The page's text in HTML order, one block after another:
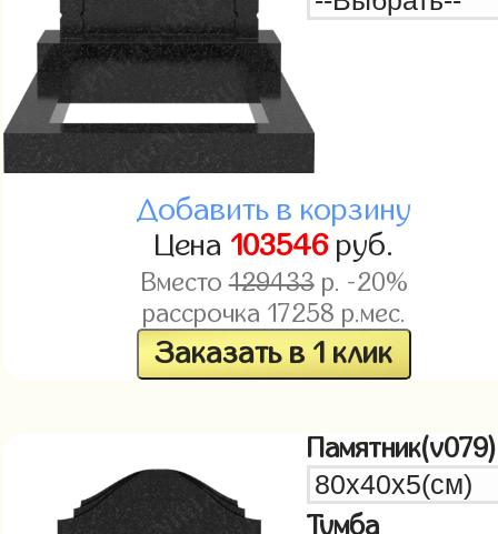
Добавить в корзину
Цена 103546руб.
Вместо129433р. -20%
рассрочка 17258 р.мес.
Заказать в 1 клик
Памятник(v079)
Тумба